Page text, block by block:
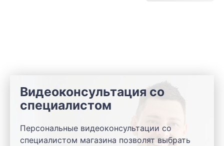
Видеоконсультация со
специалистом
Персональные видеоконсультации со
специалистом магазина позволят выбрать